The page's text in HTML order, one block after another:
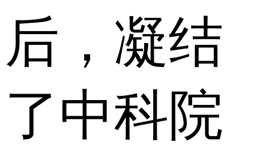
后，凝结
了中科院